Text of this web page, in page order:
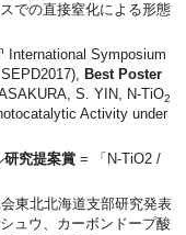
での直接窒化による形態
International Symposium
Best Poster
S. YIN, N-TiO2
Activity under
研究提案賞 = 「N-TiO2 /
東北北海道支部研究発表
ュウ、カーボンドープ酸